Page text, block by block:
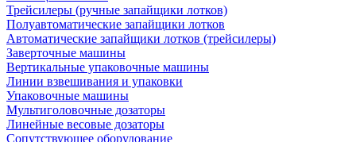
Трейсилеры (ручные запайщики лотков)
Полуавтоматические запайщики лотков
Автоматические запайщики лотков (трейсилеры)
Заверточные машины
Вертикальные упаковочные машины
Линии взвешивания и упаковки
Упаковочные машины
Мультиголовочные дозаторы
Линейные весовые дозаторы
Сопутствующее оборудование